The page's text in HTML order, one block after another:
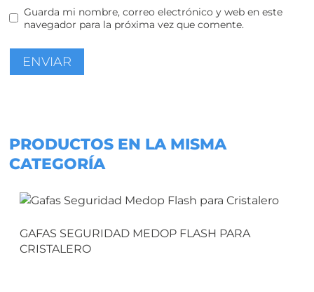
Guarda mi nombre, correo electrónico y web en este
navegador para la próxima vez que comente.
PRODUCTOS EN LA MISMA
CATEGORÍA
GAFAS SEGURIDAD MEDOP FLASH PARA
CRISTALERO